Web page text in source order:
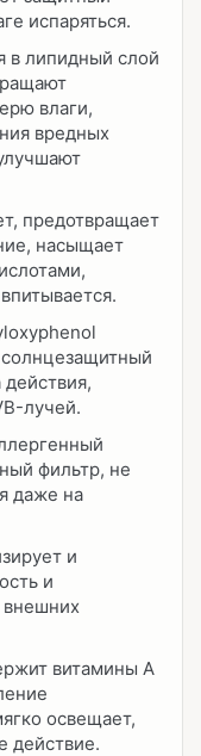
испаряться.
в липидный слой
влаги,
вредных
предотвращает
насыщает
лучей.
фильтр, не
даже на
и
и
витамины A
освещает,
действие.